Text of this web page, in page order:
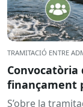
TRAMITACIÓ ENTRE
Convocatòria
finançament
S’obre la